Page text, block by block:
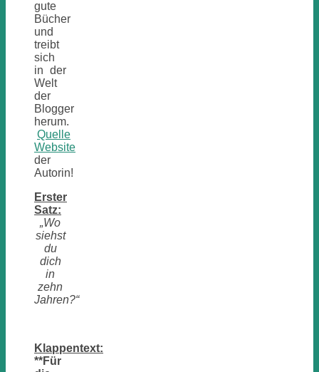
gute
Bücher
und
treibt
sich
in der
Welt
der
Blogger
herum.
Quelle
Website
der
Autorin!
Erster
Satz:
„Wo
siehst
du
dich
in
zehn
Jahren?“
Klappentext:
**Für